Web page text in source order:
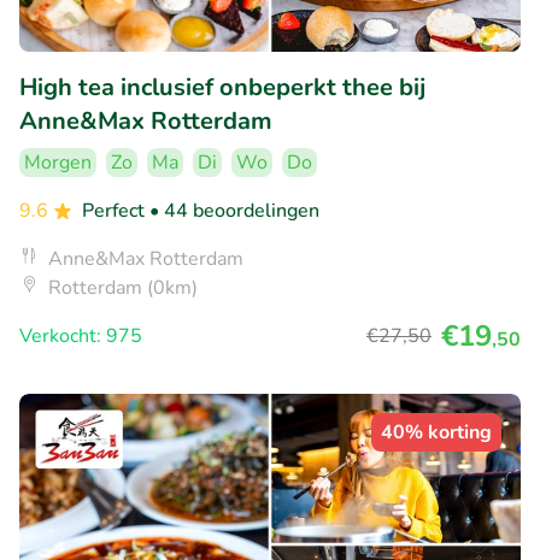
High tea inclusief onbeperkt thee bij
Anne&Max Rotterdam
Morgen Zo Ma Di Wo
Do
9.6
Perfect • 44 beoordelingen
Anne&Max Rotterdam
Rotterdam (0km)
Verkocht: 975
€27,50 €19,50
40% korting